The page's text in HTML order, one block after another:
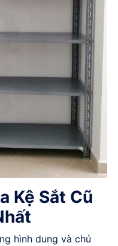
Kệ Sắt Cũ
hình dung và chủ